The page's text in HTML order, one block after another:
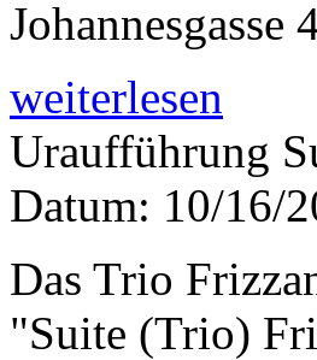
Johannesgasse
weiterlesen
Uraufführung
Datum: 10/16/
Das Trio
"Suite (Trio)